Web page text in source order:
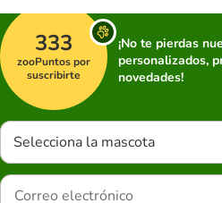
333
zooPuntos por
suscribirte
¡No te pierdas
personalizados,
novedades!
Selecciona la mascota